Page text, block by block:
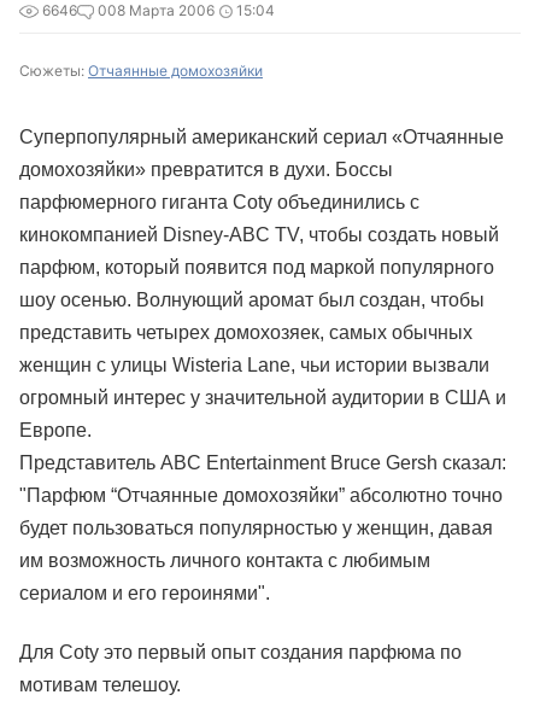
6646 008 Марта 2006 15:04
Сюжеты: Отчаянные домохозяйки
Суперпопулярный американский сериал «Отчаянные
домохозяйки» превратится в духи. Боссы
парфюмерного гиганта Coty объединились с
кинокомпанией Disney-ABC TV, чтобы создать новый
парфюм, который появится под маркой популярного
шоу осенью. Волнующий аромат был создан, чтобы
представить четырех домохозяек, самых обычных
женщин с улицы Wisteria Lane, чьи истории вызвали
огромный интерес у значительной аудитории в США и
Европе.
Представитель ABC Entertainment Bruce Gersh сказал:
"Парфюм “Отчаянные домохозяйки” абсолютно точно
будет пользоваться популярностью у женщин, давая
им возможность личного контакта с любимым
сериалом и его героинями".
Для Coty это первый опыт создания парфюма по
мотивам телешоу.